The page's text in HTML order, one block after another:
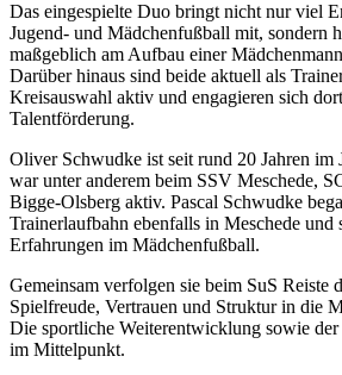
Das eingespielte Duo bringt nicht nur viel
Jugend- und Mädchenfußball mit, sondern
maßgeblich am Aufbau einer
Darüber hinaus sind beide aktuell als
Kreisauswahl aktiv und engagieren sich
Talentförderung.
Oliver Schwudke ist seit rund 20 Jahren im
war unter anderem beim SSV Meschede,
Bigge-Olsberg aktiv. Pascal Schwudke
Trainerlaufbahn ebenfalls in Meschede und
Erfahrungen im Mädchenfußball.
Gemeinsam verfolgen sie beim SuS Reiste
Spielfreude, Vertrauen und Struktur in die
Die sportliche Weiterentwicklung sowie der
im Mittelpunkt.